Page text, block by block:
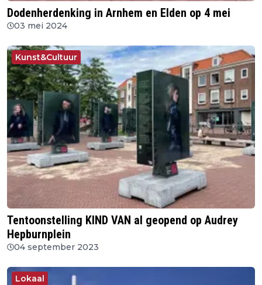
Dodenherdenking in Arnhem en Elden op 4 mei
03 mei 2024
Kunst&Cultuur
Tentoonstelling KIND VAN al geopend op Audrey
Hepburnplein
04 september 2023
Lokaal